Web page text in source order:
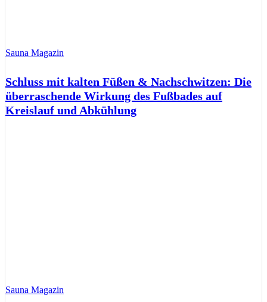
Sauna Magazin
Schluss mit kalten Füßen & Nachschwitzen: Die
überraschende Wirkung des Fußbades auf
Kreislauf und Abkühlung
Sauna Magazin